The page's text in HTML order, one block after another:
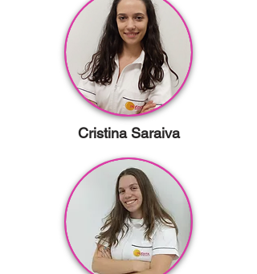
Cristina Saraiva